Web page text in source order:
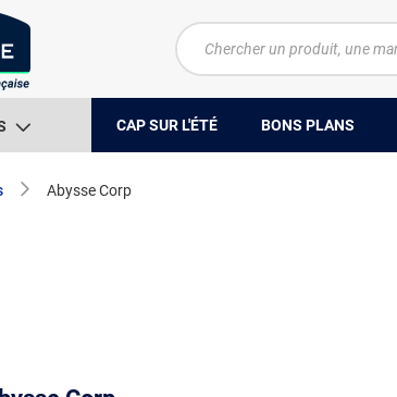
CAP SUR L'ÉTÉ BONS PLANS
Abysse Corp